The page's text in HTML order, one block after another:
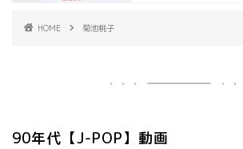
HOME 菊池桃子
90年代【J-POP】動画